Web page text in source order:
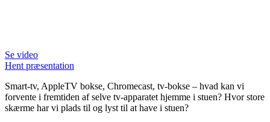
Se video
Hent præsentation
Smart-tv, AppleTV bokse, Chromecast, tv-bokse – hvad kan vi
forvente i fremtiden af selve tv-apparatet hjemme i stuen? Hvor store
skærme har vi plads til og lyst til at have i stuen?